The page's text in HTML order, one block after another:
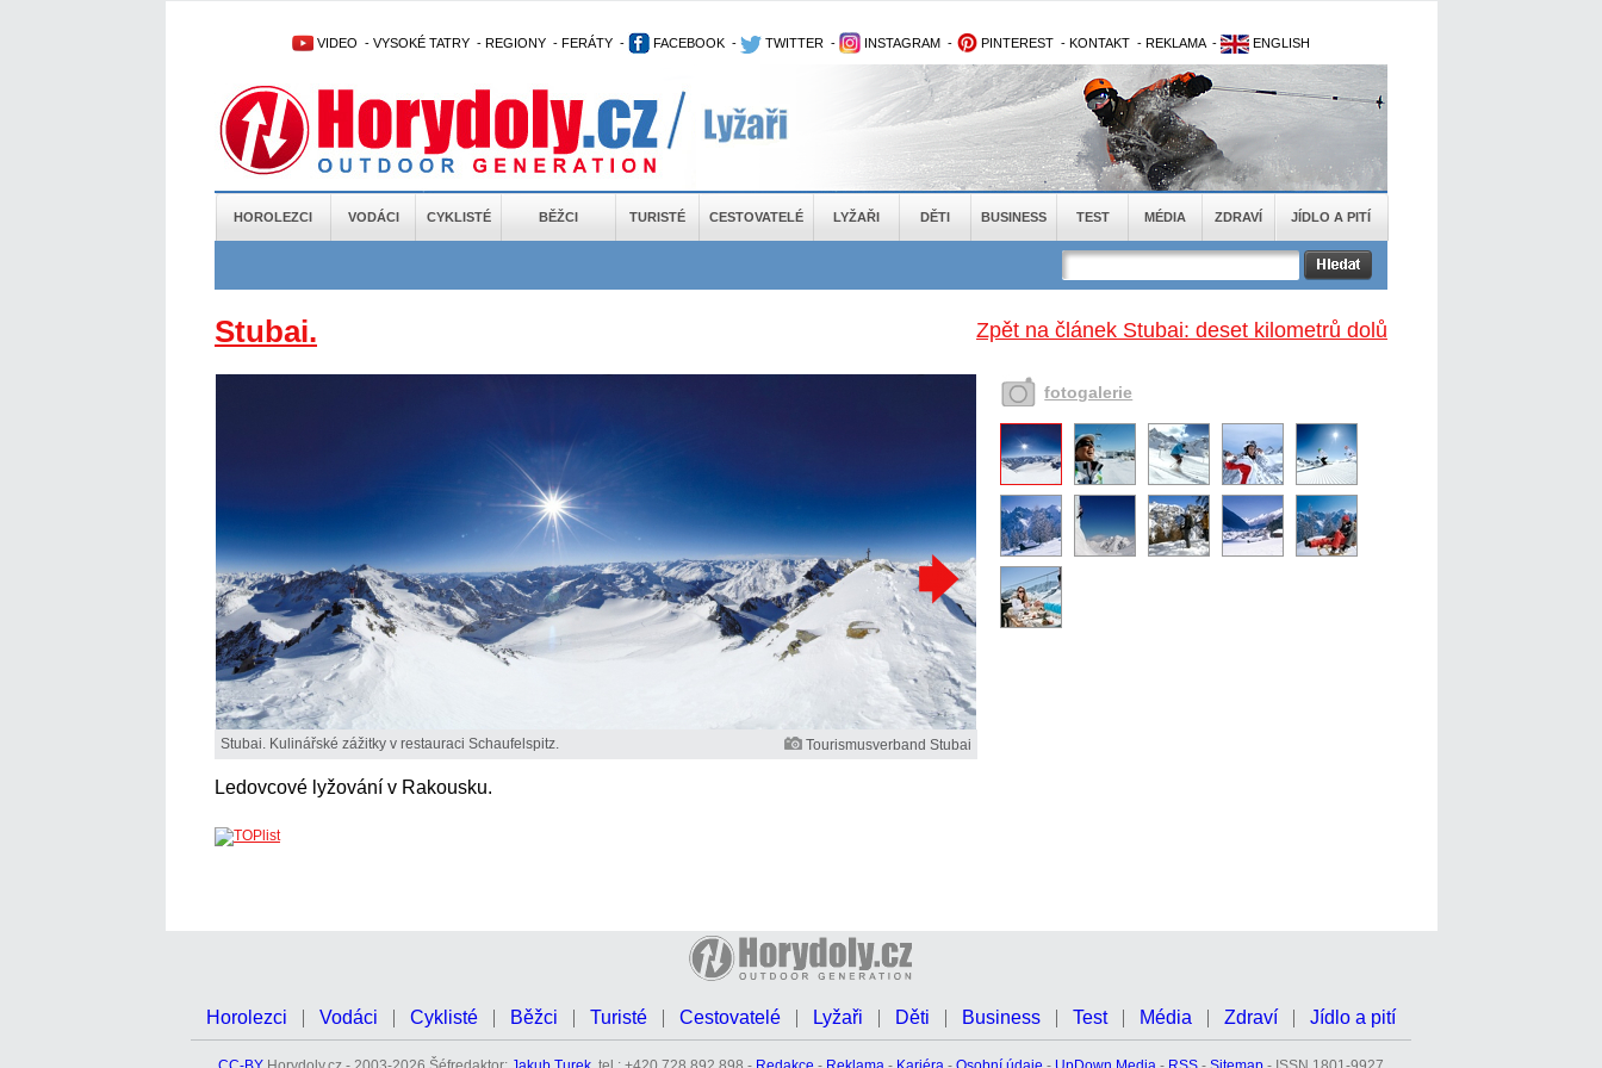
VIDEO - VYSOKÉ TATRY - REGIONY - FERÁTY - FACEBOOK - TWITTER - INSTAGRAM - PINTEREST - KONTAKT - REKLAMA - ENGLISH
HOROLEZCI VODÁCI CYKLISTÉ BĚŽCI TURISTÉ CESTOVATELÉ LYŽAŘI DĚTI BUSINESS TEST MÉDIA ZDRAVÍ JÍDLO A PITÍ
Zpět na článek Stubai: deset kilometrů dolů
Stubai.
Stubai. Kulinářské zážitky v restauraci Schaufelspitz. Tourismusverband Stubai
Ledovcové lyžování v Rakousku.
fotogalerie
Horolezci Vodáci Cyklisté Běžci Turisté Cestovatelé Lyžaři Děti Business Test Média Zdraví Jídlo a pití